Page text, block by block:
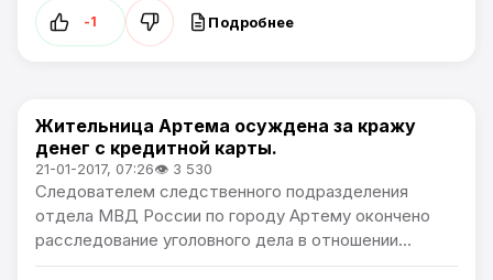
-1 Подробнее
Происшествия
Жительница Артема осуждена за кражу
денег с кредитной карты.
21-01-2017, 07:26👁 3 530
Следователем следственного подразделения
отдела МВД России по городу Артему окончено
расследование уголовного дела в отношении...